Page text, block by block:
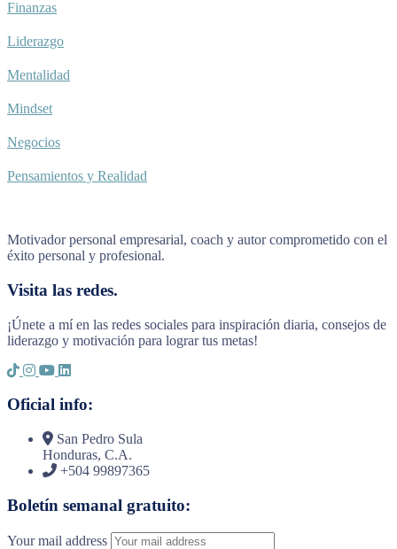
Finanzas
Liderazgo
Mentalidad
Mindset
Negocios
Pensamientos y Realidad
Motivador personal empresarial, coach y autor comprometido con el
éxito personal y profesional.
Visita las redes.
¡Únete a mí en las redes sociales para inspiración diaria, consejos de
liderazgo y motivación para lograr tus metas!
Oficial info:
San Pedro Sula
Honduras, C.A.
+504 99897365
Boletín semanal gratuito:
Your mail address